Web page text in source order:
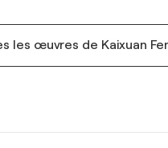
les œuvres de Kaixuan